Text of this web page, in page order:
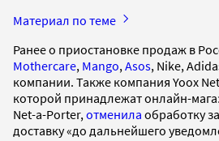
Материал по теме
Ранее о приостановке продаж в
Mothercare, Mango, Asos, Nike,
компании. Также компания Yoox
которой принадлежат онлайн-
Net-a-Porter, отменила обработку
доставку «до дальнейшего